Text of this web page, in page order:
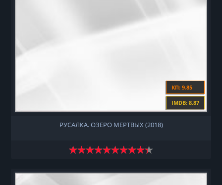
КП: 9.85
IMDB: 8.87
РУСАЛКА. ОЗЕРО МЕРТВЫХ (2018)